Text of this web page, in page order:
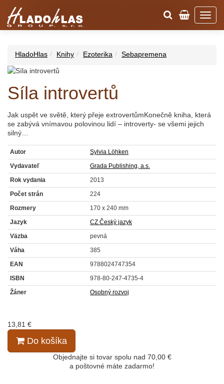
HladoHlas Knihy Ezoterika Sebapremena
Síla introvertů
Jak uspět ve světě, který přeje extrovertůmKonečně kniha, která
se zabývá vnímavou polovinou lidí – introverty- se všemi jejich
silný…
Autor
Sylvia Löhken
Vydavateľ
Grada Publishing, a.s.
Rok vydania
2013
Počet strán
224
Rozmery
170 x 240 mm
Jazyk
CZ Český jazyk
Väzba
pevná
Váha
385
EAN
9788024747354
ISBN
978-80-247-4735-4
Žáner
Osobný rozvoj
13,81 €
Do košíka
Objednajte si tovar spolu nad 70,00 €
a poštovné máte zadarmo!